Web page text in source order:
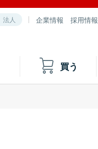
法人 企業情報 採用情報
買う